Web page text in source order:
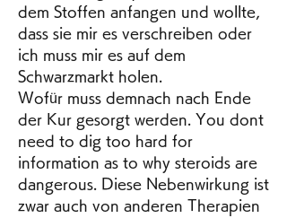
dem Stoffen anfangen und wollte,
dass sie mir es verschreiben oder
ich muss mir es auf dem
Schwarzmarkt holen.
Wofür muss demnach nach Ende
der Kur gesorgt werden. You dont
need to dig too hard for
information as to why steroids are
dangerous. Diese Nebenwirkung ist
zwar auch von anderen Therapien